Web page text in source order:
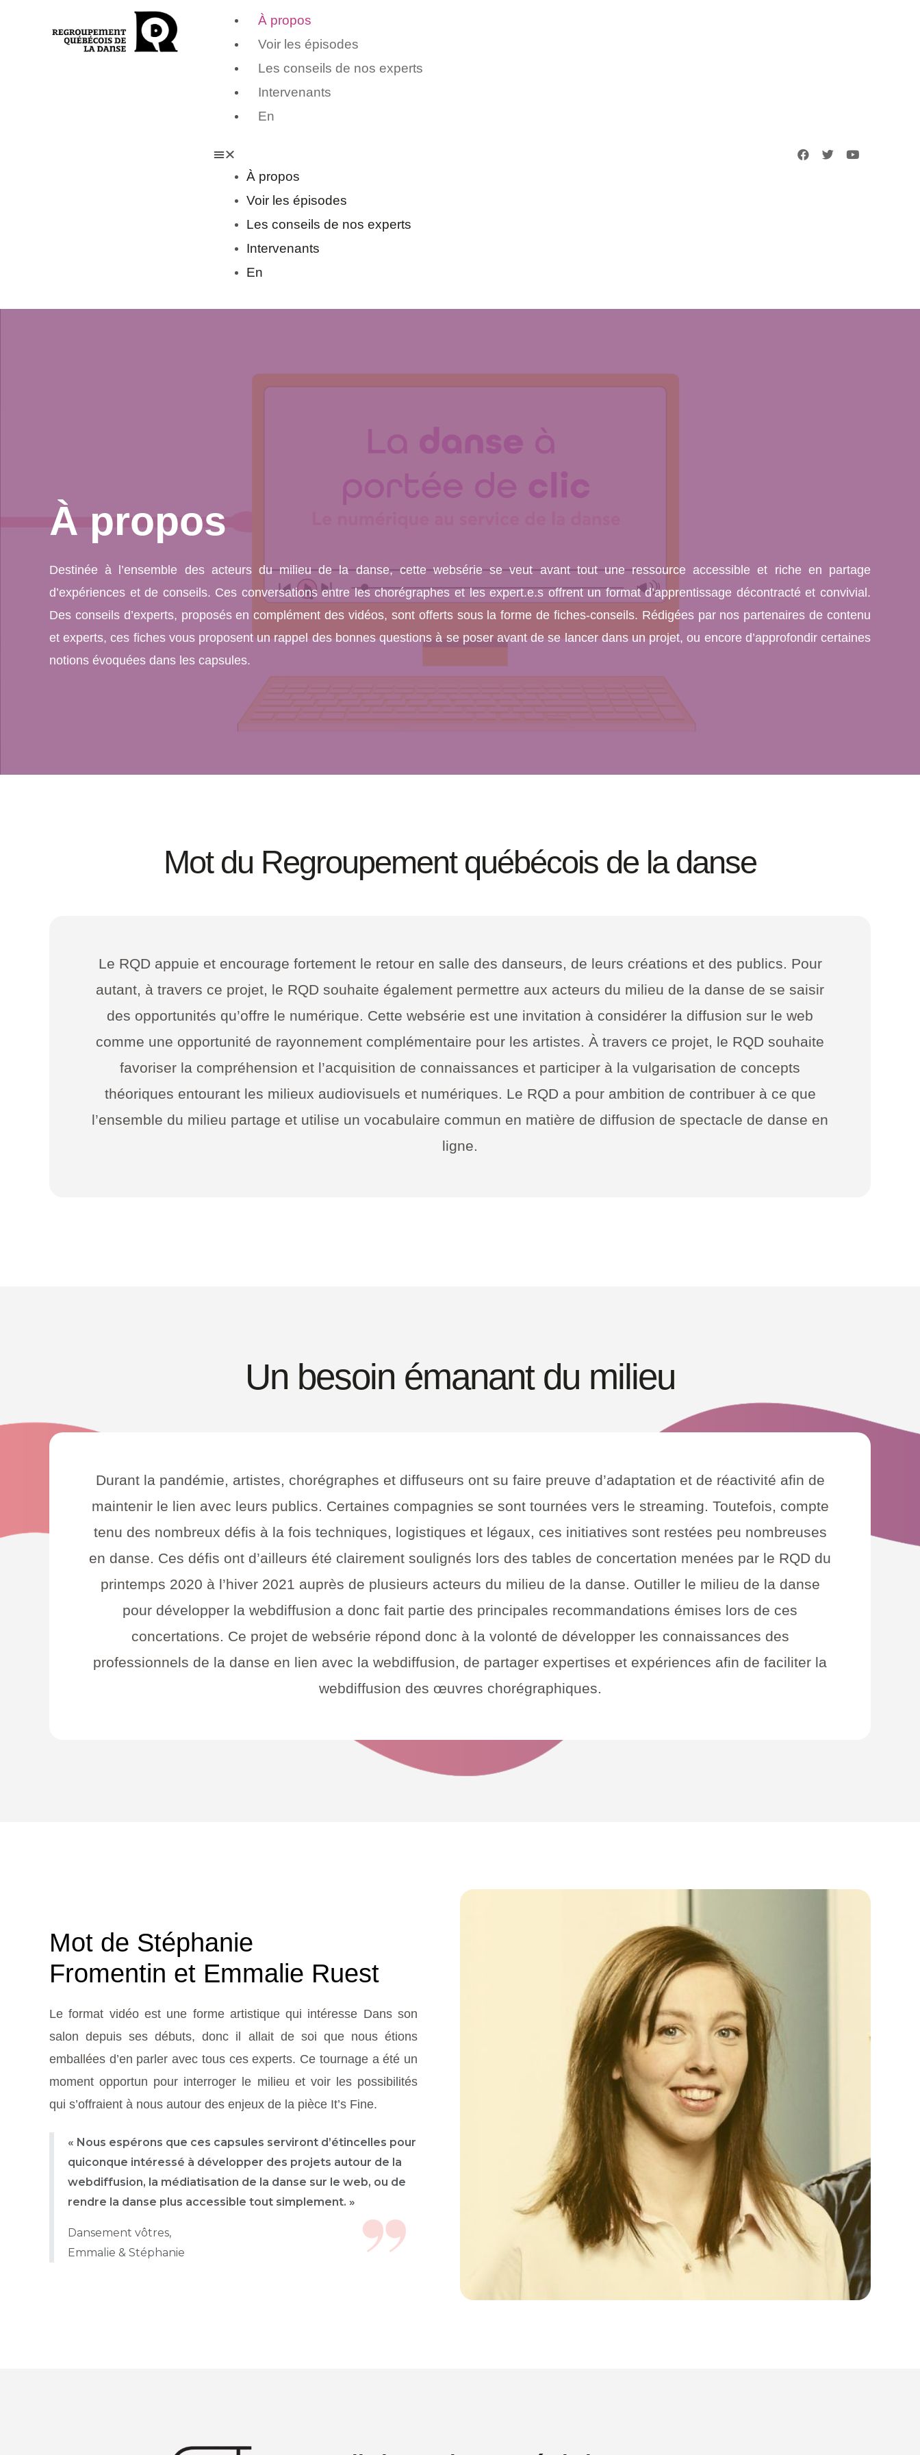
À propos
Voir les épisodes
Les conseils de nos experts
Intervenants
En
À propos
Voir les épisodes
Les conseils de nos experts
Intervenants
En
À propos
Destinée à l’ensemble des acteurs du milieu de la danse, cette websérie se veut avant tout une ressource accessible et riche en partage
d’expériences et de conseils. Ces conversations entre les chorégraphes et les expert.e.s offrent un format d’apprentissage décontracté et convivial.
Des conseils d’experts, proposés en complément des vidéos, sont offerts sous la forme de fiches-conseils. Rédigées par nos partenaires de contenu
et experts, ces fiches vous proposent un rappel des bonnes questions à se poser avant de se lancer dans un projet, ou encore d’approfondir certaines
notions évoquées dans les capsules.
Mot du Regroupement québécois de la danse
Le RQD appuie et encourage fortement le retour en salle des danseurs, de leurs créations et des publics. Pour
autant, à travers ce projet, le RQD souhaite également permettre aux acteurs du milieu de la danse de se saisir
des opportunités qu’offre le numérique. Cette websérie est une invitation à considérer la diffusion sur le web
comme une opportunité de rayonnement complémentaire pour les artistes. À travers ce projet, le RQD souhaite
favoriser la compréhension et l’acquisition de connaissances et participer à la vulgarisation de concepts
théoriques entourant les milieux audiovisuels et numériques. Le RQD a pour ambition de contribuer à ce que
l’ensemble du milieu partage et utilise un vocabulaire commun en matière de diffusion de spectacle de danse en
ligne.
Un besoin émanant du milieu
Durant la pandémie, artistes, chorégraphes et diffuseurs ont su faire preuve d’adaptation et de réactivité afin de
maintenir le lien avec leurs publics. Certaines compagnies se sont tournées vers le streaming. Toutefois, compte
tenu des nombreux défis à la fois techniques, logistiques et légaux, ces initiatives sont restées peu nombreuses
en danse. Ces défis ont d’ailleurs été clairement soulignés lors des tables de concertation menées par le RQD du
printemps 2020 à l’hiver 2021 auprès de plusieurs acteurs du milieu de la danse. Outiller le milieu de la danse
pour développer la webdiffusion a donc fait partie des principales recommandations émises lors de ces
concertations. Ce projet de websérie répond donc à la volonté de développer les connaissances des
professionnels de la danse en lien avec la webdiffusion, de partager expertises et expériences afin de faciliter la
webdiffusion des œuvres chorégraphiques.
Mot de Stéphanie
Fromentin et Emmalie Ruest
Le format vidéo est une forme artistique qui intéresse Dans son
salon depuis ses débuts, donc il allait de soi que nous étions
emballées d’en parler avec tous ces experts. Ce tournage a été un
moment opportun pour interroger le milieu et voir les possibilités
qui s’offraient à nous autour des enjeux de la pièce It’s Fine.
« Nous espérons que ces capsules serviront d’étincelles pour
quiconque intéressé à développer des projets autour de la
webdiffusion, la médiatisation de la danse sur le web, ou de
rendre la danse plus accessible tout simplement. »
Dansement vôtres,
Emmalie & Stéphanie